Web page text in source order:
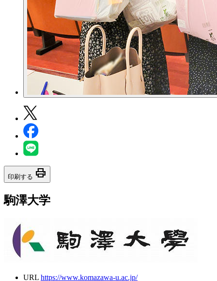
印刷する print
駒澤大学
URL https://www.komazawa-u.ac.jp/